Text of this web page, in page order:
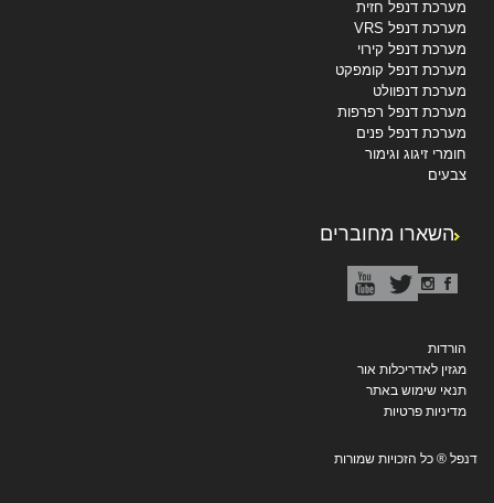
מערכת דנפל חזית
מערכת דנפל VRS
מערכת דנפל קירוי
מערכת דנפל קומפקט
מערכת דנפוולט
מערכת דנפל רפרפות
מערכת דנפל פנים
חומרי זיגוג וגימור
צבעים
השארו מחוברים
הורדות
מגזין לאדריכלות אור
תנאי שימוש באתר
מדיניות פרטיות
דנפל ® כל הזכויות שמורות